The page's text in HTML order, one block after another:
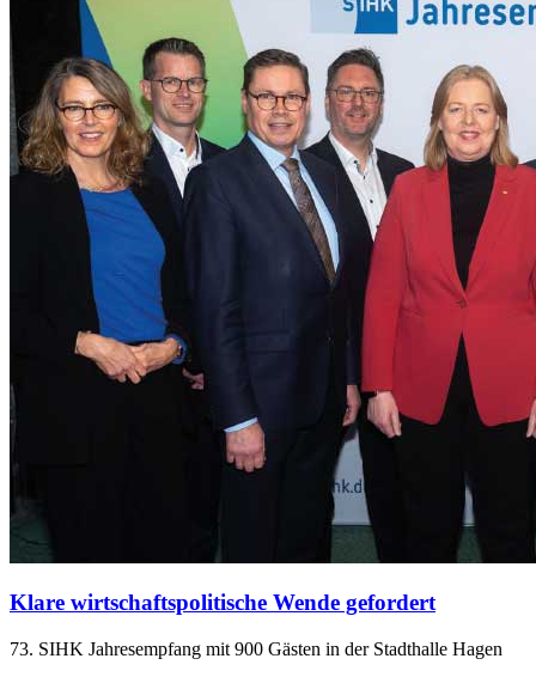
Klare wirtschaftspolitische Wende gefordert
73. SIHK Jahresempfang mit 900 Gästen in der Stadthalle Hagen